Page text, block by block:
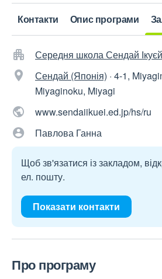
Контакти Опис програми
Середня школа Сендай
Сендай (Японія) · 4-1,
Miyaginoku, Miyagi
www.sendaiikuei.ed.jp/hs/ru
Павлова Ганна
Щоб зв'язатися із закладом,
ел. пошту.
Показати контакти
Про програму